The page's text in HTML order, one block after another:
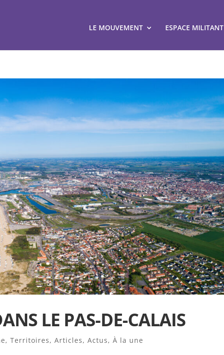
LE MOUVEMENT ESPACE MILITANT
LE PAS-DE-CALAIS
,Territoires,Articles,Actus,À la une